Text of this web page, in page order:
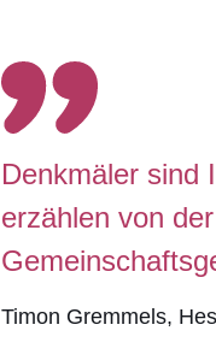
Denkmäler sind
erzählen von
Timon Gremmels